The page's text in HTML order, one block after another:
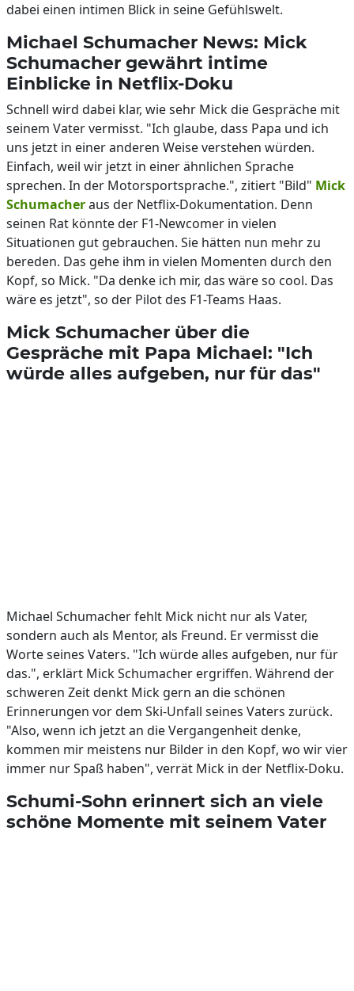
dabei einen intimen Blick in seine Gefühlswelt.
Michael Schumacher News: Mick
Schumacher gewährt intime
Einblicke in Netflix-Doku
Schnell wird dabei klar, wie sehr Mick die Gespräche mit
seinem Vater vermisst. "Ich glaube, dass Papa und ich
uns jetzt in einer anderen Weise verstehen würden.
Einfach, weil wir jetzt in einer ähnlichen Sprache
sprechen. In der Motorsportsprache.", zitiert "Bild" Mick
Schumacheraus der Netflix-Dokumentation. Denn
seinen Rat könnte der F1-Newcomer in vielen
Situationen gut gebrauchen. Sie hätten nun mehr zu
bereden. Das gehe ihm in vielen Momenten durch den
Kopf, so Mick. "Da denke ich mir, das wäre so cool. Das
wäre es jetzt", so der Pilot des F1-Teams Haas.
Mick Schumacher über die
Gespräche mit Papa Michael: "Ich
würde alles aufgeben, nur für das"
Michael Schumacher fehlt Mick nicht nur als Vater,
sondern auch als Mentor, als Freund. Er vermisst die
Worte seines Vaters. "Ich würde alles aufgeben, nur für
das.", erklärt Mick Schumacher ergriffen. Während der
schweren Zeit denkt Mick gern an die schönen
Erinnerungen vor dem Ski-Unfall seines Vaters zurück.
"Also, wenn ich jetzt an die Vergangenheit denke,
kommen mir meistens nur Bilder in den Kopf, wo wir vier
immer nur Spaß haben", verrät Mick in der Netflix-Doku.
Schumi-Sohn erinnert sich an viele
schöne Momente mit seinem Vater